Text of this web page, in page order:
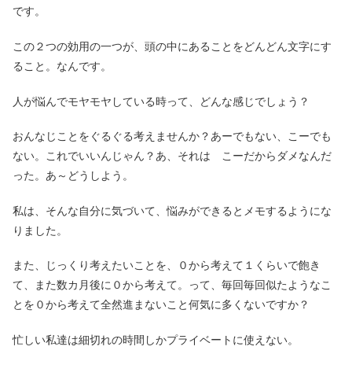
です。
この２つの効用の一つが、頭の中にあることをどんどん文字にす
ること。なんです。
人が悩んでモヤモヤしている時って、どんな感じでしょう？
おんなじことをぐるぐる考えませんか？あーでもない、こーでも
ない。これでいいんじゃん？あ、それは こーだからダメなんだ
った。あ～どうしよう。
私は、そんな自分に気づいて、悩みができるとメモするようにな
りました。
また、じっくり考えたいことを、０から考えて１くらいで飽き
て、また数カ月後に０から考えて。って、毎回毎回似たようなこ
とを０から考えて全然進まないこと何気に多くないですか？
忙しい私達は細切れの時間しかプライベートに使えない。